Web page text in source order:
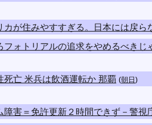
カが住みやすすぎる。日本には戻
ォトリアルの追求をやめるべきじ
死亡 米兵は飲酒運転か 那覇 (朝日 )
障害＝免許更新２時間できず－警視